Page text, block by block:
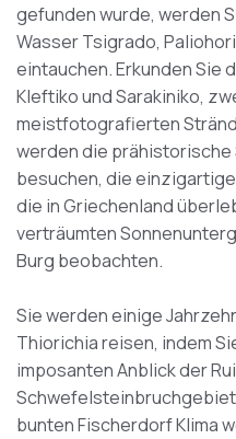
gefunden wurde, werden
Wasser Tsigrado,
eintauchen. Erkunden Sie
Kleftiko und Sarakiniko,
meistfotografierten
werden die prähistorische
besuchen, die
die in Griechenland
verträumten
Burg beobachten.
Sie werden einige
Thiorichia reisen, indem
imposanten Anblick der
bunten Fischerdorf Klima